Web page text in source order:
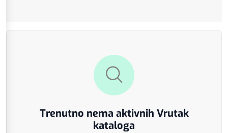
Trenutno nema aktivnih Vrutak
kataloga